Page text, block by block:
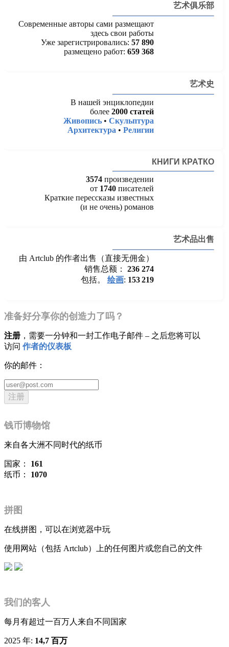
艺术俱乐部
Современные авторы сами размещают
здесь свои работы
Уже зарегистрировались: 57 890
размещено работ: 659 368
艺术史
В нашей энциклопедии
более 2000 статей
Живопись• Скульптура
Архитектура • Религии
КНИГИ КРАТКО
3574произведении
от 1740писателей
Краткие перессказы известных
(и не очень) романов
艺术品出售
由 Artclub 的作者出售（直接无佣金）
销售总额： 236 274
包括。 绘画: 153 219
准备好分享你的创造力了吗？
注册 ，需要一分钟和一封工作电子邮件 – 之后您将可以
访问 作者的仪表板
你的邮件：
注册
钱币博物馆
来自各大洲不同时代的纸币
国家： 161
纸币： 1070
拼图
在线拼图，可以在浏览器中玩
使用网站（包括 Artclub）上的任何图片或您自己的文件
我们的客人
每月有超过一百万人来自不同国家
2025 年: 14,7 百万